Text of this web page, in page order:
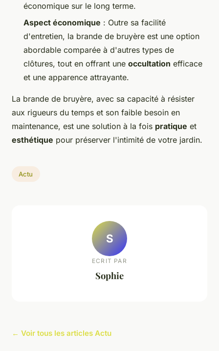
économique sur le long terme.
Aspect économique : Outre sa facilité
d'entretien, la brande de bruyère est une option
abordable comparée à d'autres types de
clôtures, tout en offrant une occultation efficace
et une apparence attrayante.
La brande de bruyère, avec sa capacité à résister
aux rigueurs du temps et son faible besoin en
maintenance, est une solution à la fois pratique et
esthétique pour préserver l'intimité de votre jardin.
Actu
S
ECRIT PAR
Sophie
← Voir tous les articles Actu